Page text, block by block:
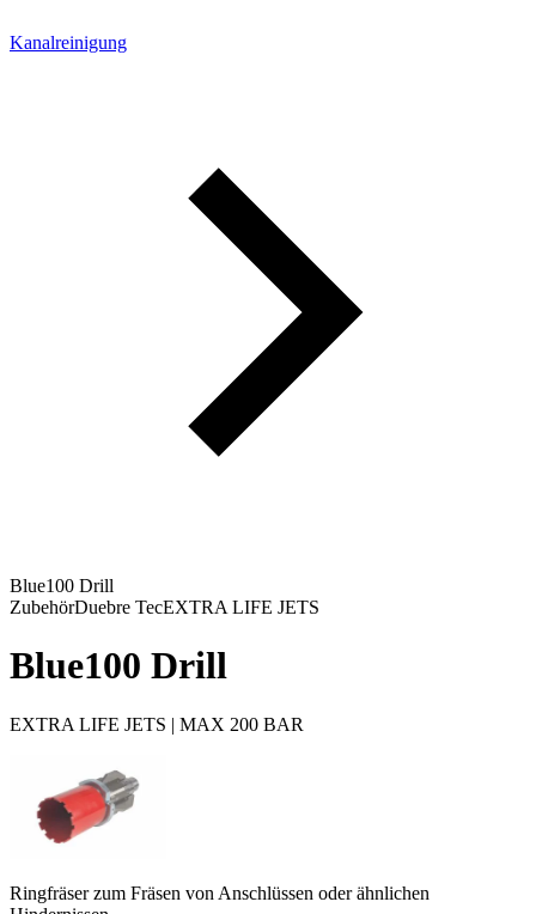
Kanalreinigung
Blue100 Drill
ZubehörDuebre TecEXTRA LIFE JETS
Blue100 Drill
EXTRA LIFE JETS | MAX 200 BAR
Ringfräser zum Fräsen von Anschlüssen oder ähnlichen